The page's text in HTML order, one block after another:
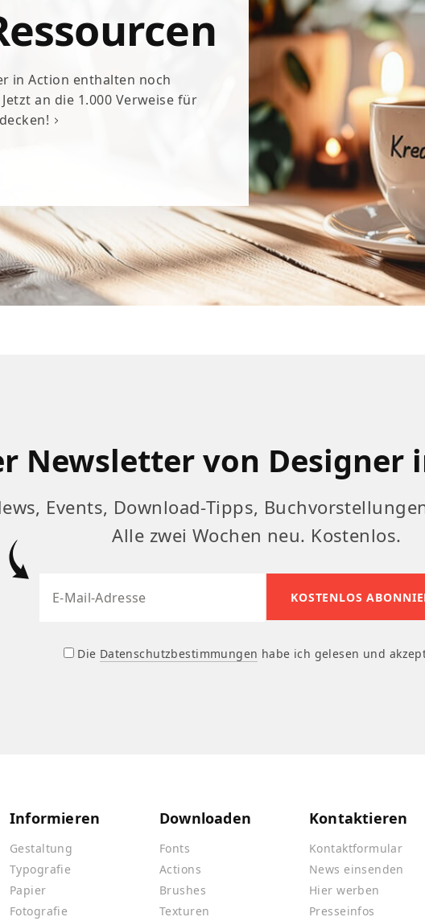
in Action enthalten noch
an die 1.000 Verweise für
Newsletter von Designer
Events, Download-Tipps,
Alle zwei Wochen neu. Kostenlos.
Die Datenschutzbestimmungen habe ich gelesen und
Informieren
Gestaltung
Typografie
Papier
Fotografie
Downloaden
Fonts
Actions
Brushes
Texturen
Kontaktieren
Kontaktformular
News einsenden
Hier werben
Presseinfos